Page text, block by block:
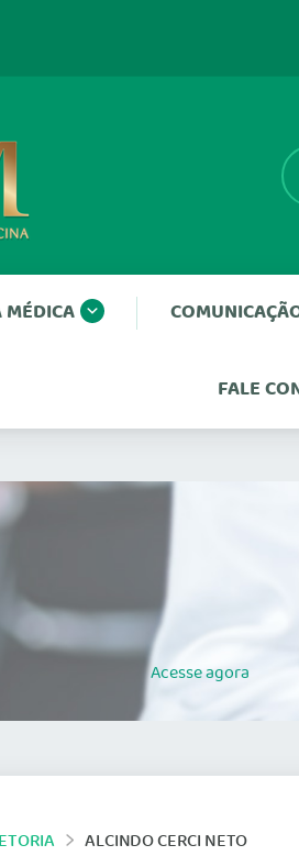
MÉDICA
FALE
Acesseagora
ALCINDO CERCI NETO